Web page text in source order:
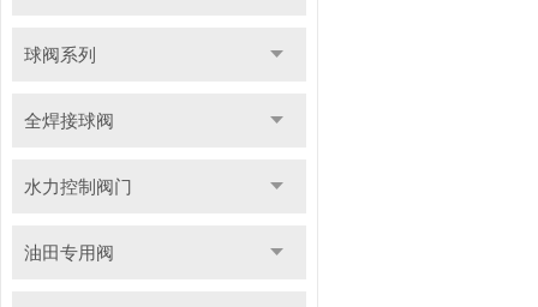
球阀系列
全焊接球阀
水力控制阀门
油田专用阀